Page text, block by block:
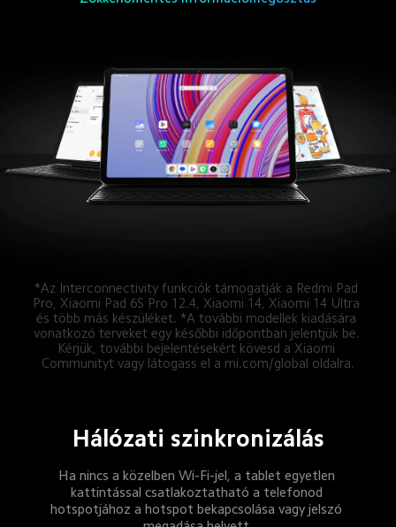
*Az Interconnectivity funkciók támogatják a Redmi Pad
Pro, Xiaomi Pad 6S Pro 12.4, Xiaomi 14, Xiaomi 14 Ultra
és több más készüléket. *A további modellek kiadására
vonatkozó terveket egy későbbi időpontban jelentjük be.
Kérjük, további bejelentésekért kövesd a Xiaomi
Communityt vagy látogass el a mi.com/global oldalra.
Hálózati szinkronizálás
Ha nincs a közelben Wi-Fi-jel, a tablet egyetlen
kattintással csatlakoztatható a telefonod
hotspotjához a hotspot bekapcsolása vagy jelszó